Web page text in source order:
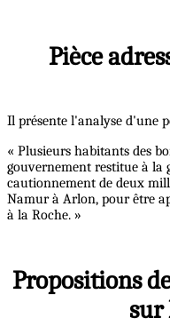
Pièce
Il présente l'analyse d'une
« Plusieurs habitants des
gouvernement restitue à la
cautionnement de deux
Namur à Arlon, pour être
à la Roche. »
Propositions
sur